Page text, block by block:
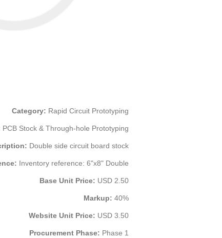
Category: Rapid Circuit Prototyping
PCB Stock & Through-hole Prototyping
Double side circuit board stock
Inventory reference: 6"x8" Double
Base Unit Price: USD 2.50
Markup: 40%
Website Unit Price: USD 3.50
Procurement Phase: Phase 1